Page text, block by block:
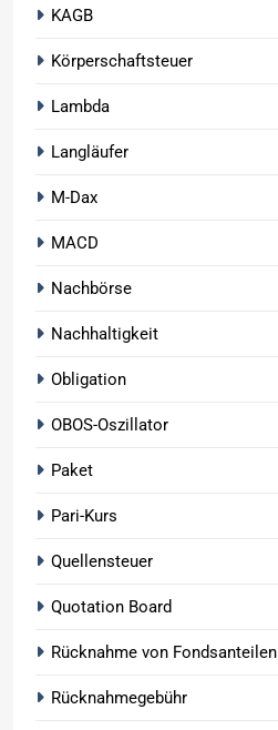
KAGB
Körperschaftsteuer
Lambda
Langläufer
M-Dax
MACD
Nachbörse
Nachhaltigkeit
Obligation
OBOS-Oszillator
Paket
Pari-Kurs
Quellensteuer
Quotation Board
Rücknahme von Fondsanteilen
Rücknahmegebühr